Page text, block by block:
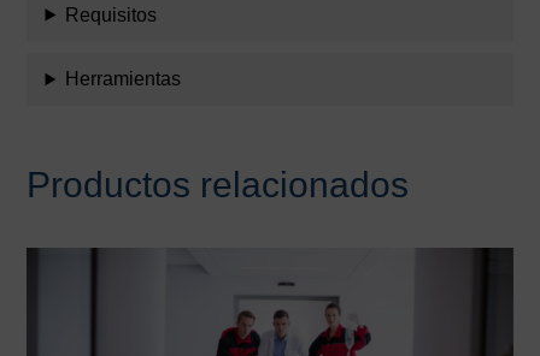
Requisitos
Herramientas
Productos relacionados